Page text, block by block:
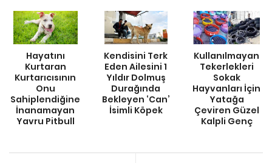
Hayatını
Kurtaran
Kurtarıcısının
Onu
Sahiplendiğine
İnanamayan
Yavru Pitbull
Kendisini Terk
Eden Ailesini 1
Yıldır Dolmuş
Durağında
Bekleyen ‘Can’
İsimli Köpek
Kullanılmayan
Tekerlekleri
Sokak
Hayvanları İçin
Yatağa
Çeviren Güzel
Kalpli Genç